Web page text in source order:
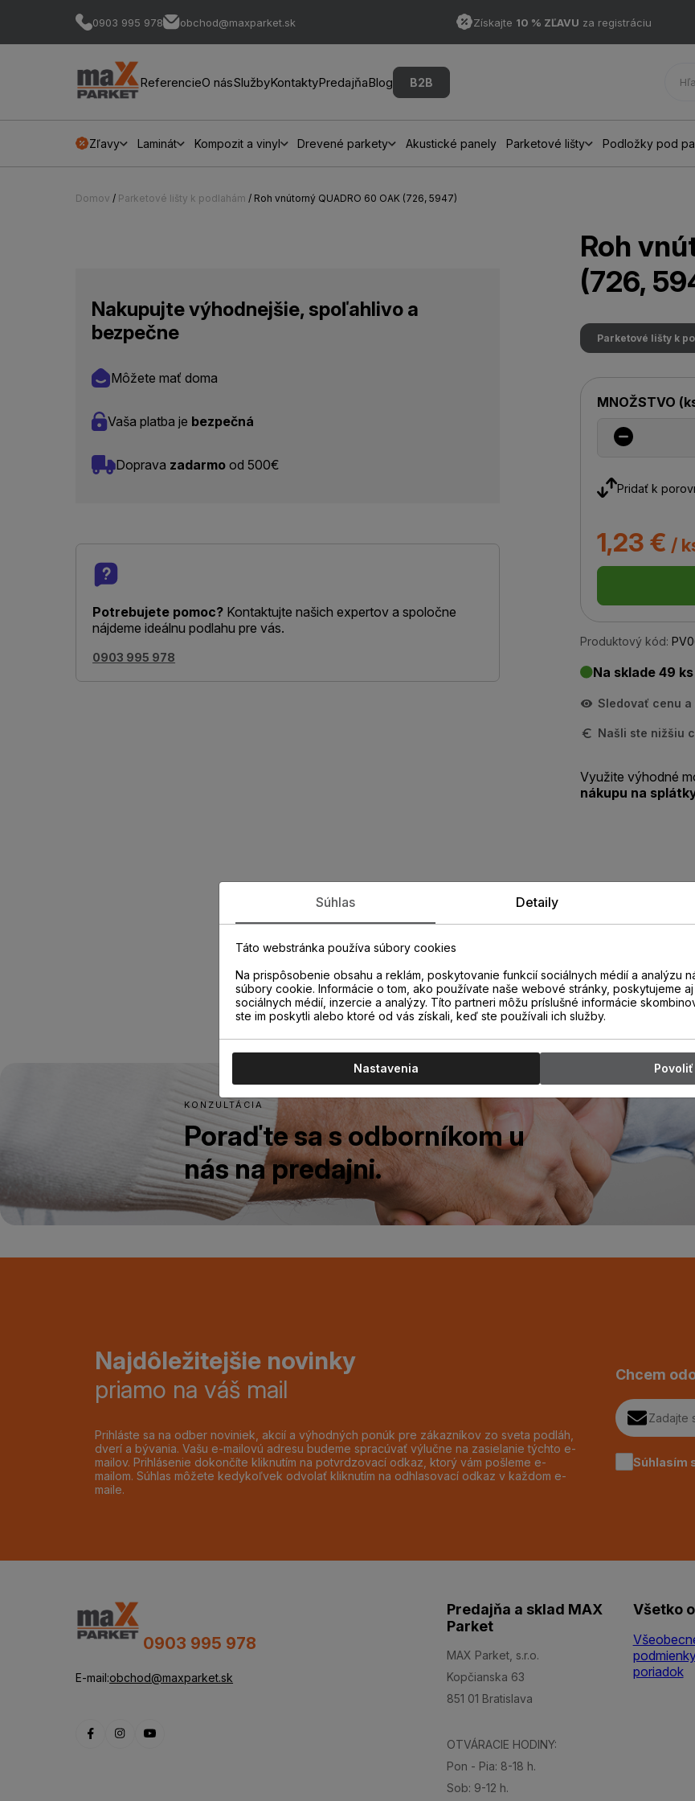
0903 995 978 obchod@maxparket.sk Získajte 10 % ZĽAVU za registráciu
ReferencieO násSlužbyKontaktyPredajňaBlog B2B
Zľavy Laminát Kompozit a vinyl Drevené parkety Akustické panely Parketové lišty Podložky pod
Domov / Parketové lišty k podlahám / Roh vnútorný QUADRO 60 OAK (726, 5947)
Nakupujte výhodnejšie, spoľahlivo a
bezpečne
Môžete mať doma
Vaša platba je bezpečná
Doprava zadarmo od 500€
Potrebujete pomoc? Kontaktujte našich expertov a spoločne
nájdeme ideálnu podlahu pre vás.
0903 995 978
Roh
(726,
Parketové lišty k
MNOŽSTVO (
Pridať k
1,23 € /
Produktový kód:
Na sklade 49 ks
Sledovať cenu
Našli ste nižšiu
Využite výhodné
nákupu na
Zistite viac o
produktu
KONZULTÁCIA
Poraďte sa s odborníkom u
nás na predajni.
Najdôležitejšie novinky
priamo na váš mail
Prihláste sa na odber noviniek, akcií a výhodných ponúk pre zákazníkov zo sveta podláh,
dverí a bývania. Vašu e-mailovú adresu budeme spracúvať výlučne na zasielanie týchto e-
mailov. Prihlásenie dokončíte kliknutím na potvrdzovací odkaz, ktorý vám pošleme e-
mailom. Súhlas môžete kedykoľvek odvolať kliknutím na odhlasovací odkaz v každom e-
maile.
Chcem
Súhlasím
0903 995 978
E-mail:obchod@maxparket.sk
Predajňa a sklad MAX
Parket
MAX Parket, s.r.o.
Kopčianska 63
851 01 Bratislava
OTVÁRACIE HODINY:
Pon - Pia: 8-18 h.
Sob: 9-12 h.
Všetko
poriadok
Súhlas Detaily
Táto webstránka používa súbory cookies
Na prispôsobenie obsahu a reklám, poskytovanie funkcií sociálnych médií a analýzu
súbory cookie. Informácie o tom, ako používate naše webové stránky, poskytujeme
sociálnych médií, inzercie a analýzy. Títo partneri môžu príslušné informácie
ste im poskytli alebo ktoré od vás získali, keď ste používali ich služby.
Nastavenia